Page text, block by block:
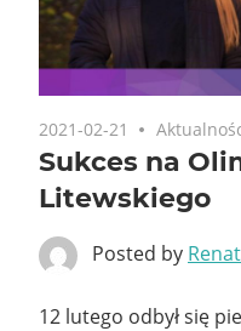
2021-02-21
Sukces na
Litewskiego
Posted by
12 lutego odbył się